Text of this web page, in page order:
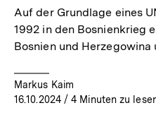
Auf der Grundlage eines
1992 in den Bosnienkrieg
Bosnien und
Markus Kaim
16.10.2024/ 4 Minuten zu